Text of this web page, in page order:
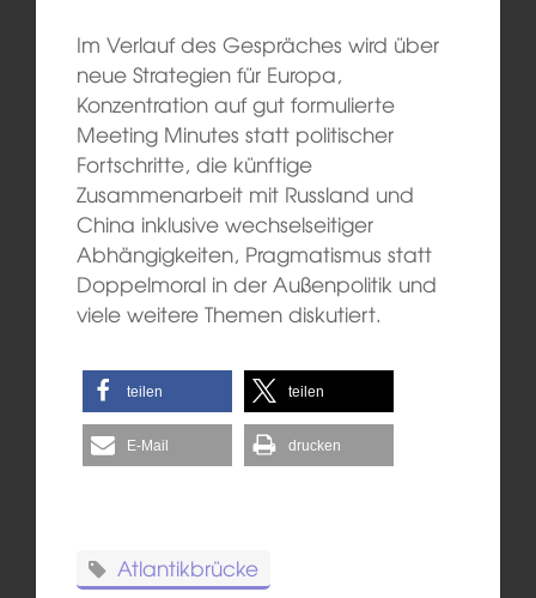
Im Verlauf des Gespräches wird über
neue Strategien für Europa,
Konzentration auf gut formulierte
Meeting Minutes statt politischer
Fortschritte, die künftige
Zusammenarbeit mit Russland und
China inklusive wechselseitiger
Abhängigkeiten, Pragmatismus statt
Doppelmoral in der Außenpolitik und
viele weitere Themen diskutiert.
teilen teilen
E-Mail drucken
Atlantikbrücke